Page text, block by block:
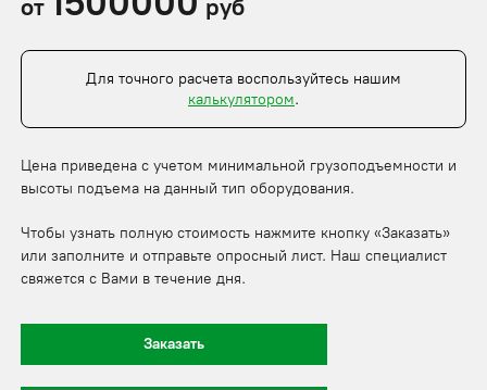
от руб
Для точного расчета воспользуйтесь нашим
калькулятором.
Цена приведена с учетом минимальной грузоподъемности и
высоты подъема на данный тип оборудования.
Чтобы узнать полную стоимость нажмите кнопку «Заказать»
или заполните и отправьте опросный лист. Наш специалист
свяжется с Вами в течение дня.
Заказать